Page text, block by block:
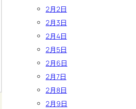
2月2日
2月3日
2月4日
2月5日
2月6日
2月7日
2月8日
2月9日